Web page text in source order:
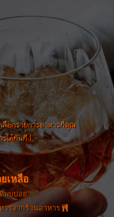
อกรายการอาหารที่คุณ
ได้ทันที !
เหลือ
พบบ่อย
ารจากร้านอาหาร